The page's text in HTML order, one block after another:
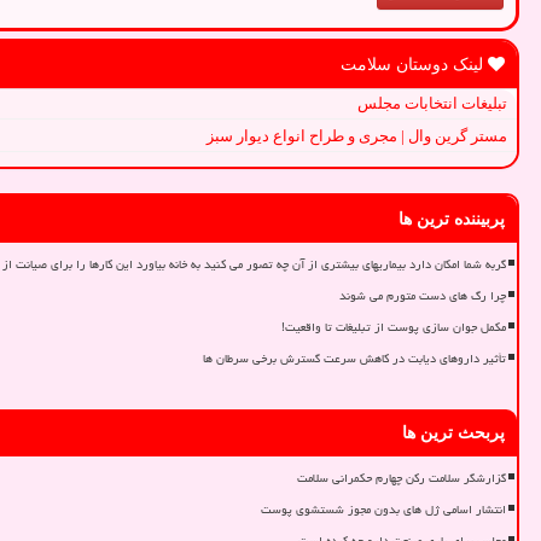
لینک دوستان سلامت
تبلیغات انتخابات مجلس
مستر گرین وال | مجری و طراح انواع دیوار سبز
پربیننده ترین ها
گربه شما امکان دارد بیماریهای بیشتری از آن چه تصور می کنید به خانه بیاورد این کارها را برای صیانت
چرا رگ های دست متورم می شوند
مکمل جوان سازی پوست از تبلیغات تا واقعیت!
تأثیر داروهای دیابت در کاهش سرعت گسترش برخی سرطان ها
پربحث ترین ها
گزارشگر سلامت رکن چهارم حکمرانی سلامت
انتشار اسامی ژل های بدون مجوز شستشوی پوست